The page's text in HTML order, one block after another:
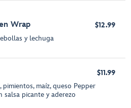
Wrap
y lechuga
$12.99
maíz, queso Pepper
salsa picante y aderezo
$11.99